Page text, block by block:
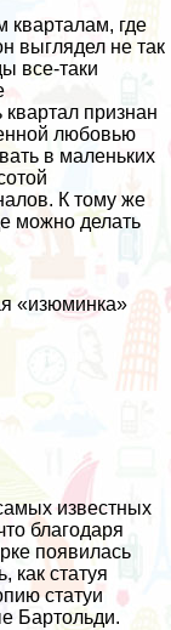
кварталам, где
выглядел не так
все-таки
признан
любовью
в маленьких
К тому же
можно делать
«изюминка»
известных
благодаря
появилась
как статуя
статуи
Бартольди.